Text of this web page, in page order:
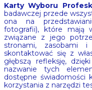
Karty Wyboru
badawczej przede
ona na
fotografii), które mają
związane z jego
stronami, zasobami
skontaktować się z
głębszą refleksję,
nazwanie tych
dostępne świadomości
korzystania z narzędzi